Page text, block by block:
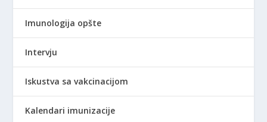
Imunologija opšte
Intervju
Iskustva sa vakcinacijom
Kalendari imunizacije